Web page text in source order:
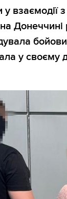
взаємодії
Донеччині
у своєму